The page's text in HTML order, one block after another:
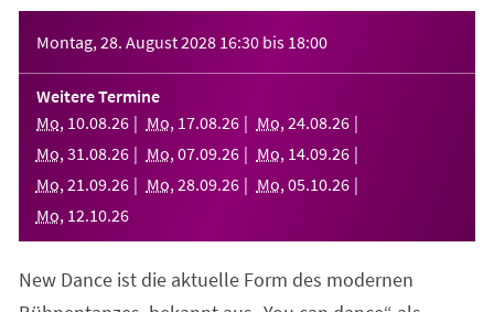
Montag, 28. August 2028 16:30 bis 18:00
Weitere Termine
Mo, 10.08.26 Mo, 17.08.26 Mo, 24.08.26
Mo, 31 .08.26 Mo, 07.09.26 Mo, 14.09.26
Mo, 21 .09.26 Mo, 28.09.26 Mo, 05.10.26
Mo, 12.10.26
New Dance ist die aktuelle Form des modernen